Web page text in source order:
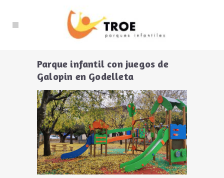
Parque infantil con juegos de
Galopin en Godelleta